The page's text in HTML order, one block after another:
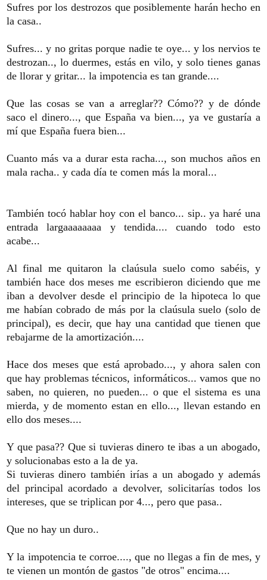
Sufres por los destrozos que posiblemente harán hecho en
la casa..
Sufres... y no gritas porque nadie te oye... y los nervios te
destrozan.., lo duermes, estás en vilo, y solo tienes ganas
de llorar y gritar... la impotencia es tan grande....
Que las cosas se van a arreglar?? Cómo?? y de dónde
saco el dinero..., que España va bien..., ya ve gustaría a
mí que España fuera bien...
Cuanto más va a durar esta racha..., son muchos años en
mala racha.. y cada día te comen más la moral...
También tocó hablar hoy con el banco... sip.. ya haré una
entrada largaaaaaaaa y tendida.... cuando todo esto
acabe...
Al final me quitaron la claúsula suelo como sabéis, y
también hace dos meses me escribieron diciendo que me
iban a devolver desde el principio de la hipoteca lo que
me habían cobrado de más por la claúsula suelo (solo de
principal), es decir, que hay una cantidad que tienen que
rebajarme de la amortización....
Hace dos meses que está aprobado..., y ahora salen con
que hay problemas técnicos, informáticos... vamos que no
saben, no quieren, no pueden... o que el sistema es una
mierda, y de momento estan en ello..., llevan estando en
ello dos meses....
Y que pasa?? Que si tuvieras dinero te ibas a un abogado,
y solucionabas esto a la de ya.
Si tuvieras dinero también irías a un abogado y además
del principal acordado a devolver, solicitarías todos los
intereses, que se triplican por 4..., pero que pasa..
Que no hay un duro..
Y la impotencia te corroe...., que no llegas a fin de mes, y
te vienen un montón de gastos "de otros" encima....